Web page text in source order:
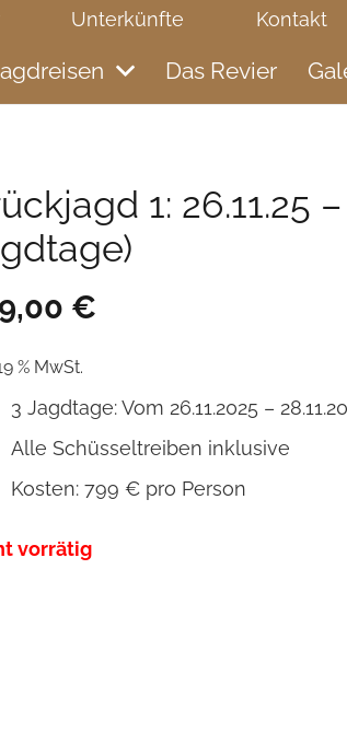
Unterkünfte Kontakt
Das Revier
1: 26.11.25 –
€
% MwSt.
3 Jagdtage: Vom 26.11.2025 –
Alle Schüsseltreiben inklusive
Kosten: 799 € pro Person
vorrätig